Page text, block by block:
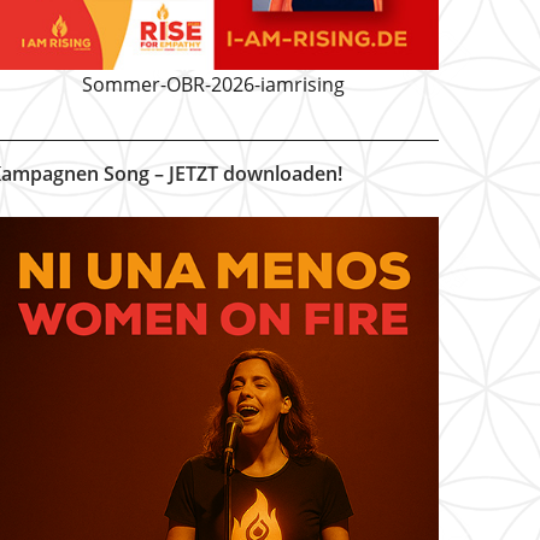
Sommer-OBR-2026-iamrising
Song – JETZT downloaden!